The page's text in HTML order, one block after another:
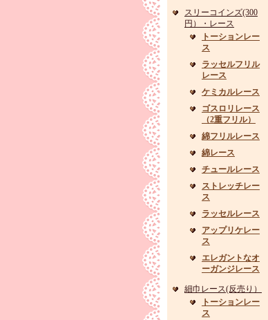
スリーコインズ(300
円）・レース
トーションレー
ス
ラッセルフリル
レース
ケミカルレース
ゴスロリレース
（2重フリル）
綿フリルレース
綿レース
チュールレース
ストレッチレー
ス
ラッセルレース
アップリケレー
ス
エレガントなオ
ーガンジレース
細巾レース(反売り）
トーションレー
ス